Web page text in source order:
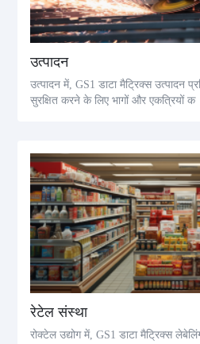
उत्पादन
उत्पादन में, GS1 डाटा मैट्रिक्स उत्पादन
सुरक्षित करने के लिए भागों और एकत्रियों क
रेटेल संस्था
रोक्टेल उद्योग में, GS1 डाटा मैट्रिक्स